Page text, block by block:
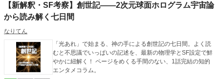
【新解釈・SF考察】創世記――2次元球面ホログラム宇宙論
から読み解く七日間
なりてん
「光あれ」で始まる、神の手による創世記の七日間。よく読
むと不思議でいっぱいの記述を、最新の物理学とSF設定で鮮
やかに紐解く！ ページをめくる手間のない、1話完結の知的
エンタメコラム。